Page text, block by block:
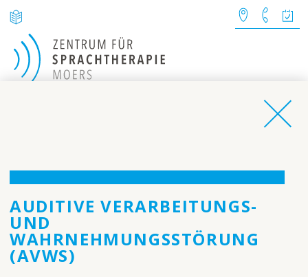
Unser Team
AKTUELLES
Telefonische Sprechzeiten
8.00 - 12.00 Uhr & 15.00 -
AUDITIVE VERARBEITUNGS-
UND
WAHRNEHMUNGSSTÖRUNG
(AVWS)